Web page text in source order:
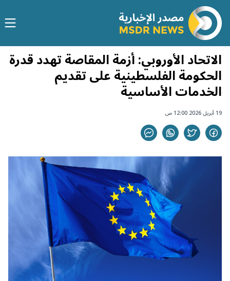
الاتحاد الأوروبي: أزمة المقاصة تهدد قدرة
الحكومة الفلسطينية على تقديم
الخدمات الأساسية
19 أبريل 2026 12:00 ص